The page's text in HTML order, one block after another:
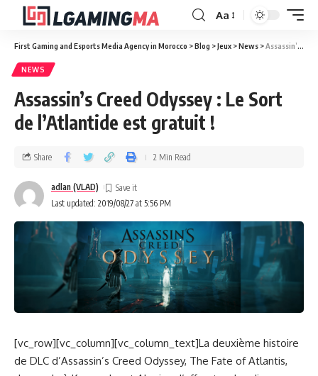
Aa
First Gaming and Esports Media Agency in Morocco >Blog >Jeux >News >Assassin’s Creed Odyssey : Le Sort de l’Atlantide est gratuit !
NEWS
Assassin’s Creed Odyssey : Le Sort
de l’Atlantide est gratuit !
Last updated: 2019/08/27 at 5:56 PM
adlan (VLAD)
Share 2 Min Read
[vc_row][vc_column][vc_column_text]La deuxième histoire
de DLC d’Assassin’s Creed Odyssey, The Fate of Atlantis,